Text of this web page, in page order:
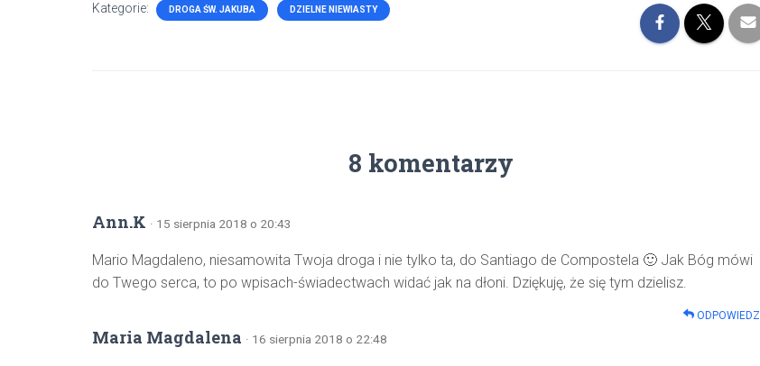
Kategorie: DROGA ŚW. JAKUBA DZIELNE NIEWIASTY
8 komentarzy
Ann.K · 15 sierpnia 2018 o 20:43
Mario Magdaleno, niesamowita Twoja droga i nie tylko ta, do Santiago de Compostela 🙂 Jak Bóg mówi
do Twego serca, to po wpisach-świadectwach widać jak na dłoni. Dziękuję, że się tym dzielisz.
ODPOWIEDZ
Maria Magdalena · 16 sierpnia 2018 o 22:48